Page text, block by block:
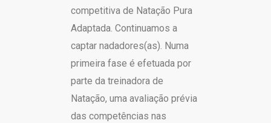
competitiva de Natação Pura
Adaptada. Continuamos a
captar nadadores(as). Numa
primeira fase é efetuada por
parte da treinadora de
Natação, uma avaliação prévia
das competências nas